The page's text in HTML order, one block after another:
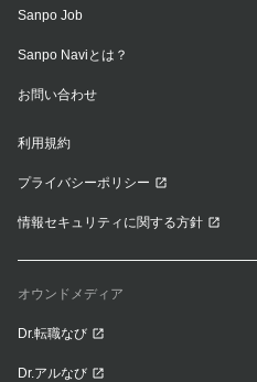
Sanpo Job
Sanpo Naviとは？
お問い合わせ
利用規約
プライバシーポリシー
情報セキュリティに関する方針
オウンドメディア
Dr.転職なび
Dr.アルなび